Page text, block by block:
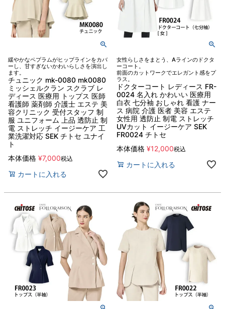
緩やかなペプラムがヒップラインをカバ
ーし、甘すぎないかわいらしさを演出し
ます。
チュニック mk-0080 mk0080
ミッシェルクラン スクラブ レ
ディース 医療用 トップス 医師
看護師 薬剤師 介護士 エステ 美
容クリニック 受付スタッフ 制
服 ユニフォーム 上品 透防止 制
電 ストレッチ イージーケア 工
業洗濯対応 SEK チトセ ユナイ
ト
本体価格 ¥7,000税込
カートに入れる
女性らしさをまとう、Aラインのドクタ
ーコート。
前面のカットワークでエレガント感をプ
ラス。
ドクターコート レディース FR-
0024 名入れ かわいい 医療用
白衣 七分袖 おしゃれ 看護 ナー
ス 病院 介護 医者 美容 エステ
女性用 透防止 制電 ストレッチ
UVカット イージーケア SEK
FR0024 チトセ
本体価格 ¥12,000税込
カートに入れる